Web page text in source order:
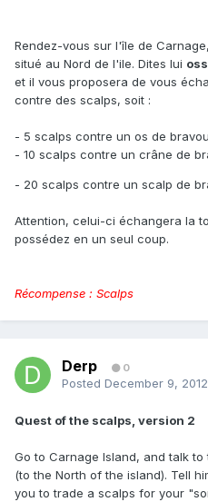
Rendez-vous sur l'île de
situé au Nord de l'ile. Dites lui
et il vous proposera de vous
contre des scalps, soit :
- 5 scalps contre un os de
- 10 scalps contre un crâne de
- 20 scalps contre un scalp de
Attention, celui-ci échangera la
possédez en un seul coup.
Récompense : Scalps
Derp 0
Posted December 9, 2012
Quest of the scalps, version 2
Go to Carnage Island, and talk
(to the North of the island). Tell
you to trade a scalps for your